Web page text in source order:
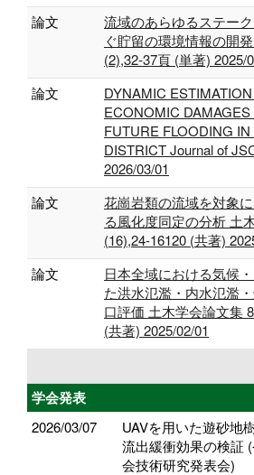
論文
流域のあらゆるステー
ぐ貯留の環境情報の開
(2),32-37頁 (単著) 2025/
論文
DYNAMIC
ECONOMIC
FUTURE FLOODING IN
DISTRICT Journal of
2026/03/01
論文
花崗岩類の流域を対象
る風化度同定の分析 土
(16),24-16120 (共著)
論文
日本全域における気候
た洪水氾濫・内水氾濫
口評価 土木学会論文集
(共著) 2025/02/01
学会発表
2026/03/07
UAVを用いた遊砂地
流出緩衝効果の検証
会技術研究発表会)